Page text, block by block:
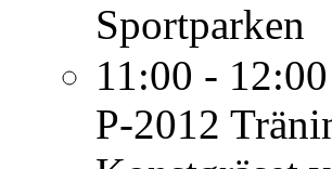
Sportparken
11:00 - 12:00
P-2012